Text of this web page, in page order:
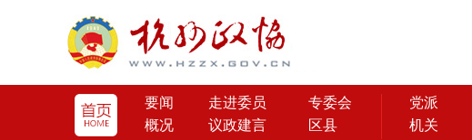
要闻 走进委员
专委会
概况
议政建言 区县
党派
机关